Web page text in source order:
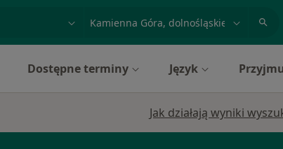
miasto lub dzielnica
Dostępne terminy Język
Jak działają wyniki